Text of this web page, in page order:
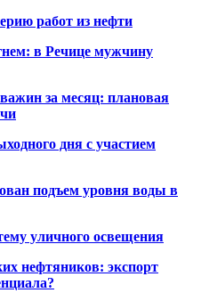
работ из нефти
в Речице мужчину
за месяц: плановая
дня с участием
подъем уровня воды в
уличного освещения
нефтяников: экспорт